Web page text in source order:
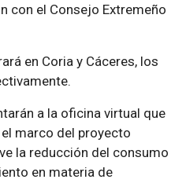
con el Consejo Extremeño
en Coria y Cáceres, los
a la oficina virtual que
marco del proyecto
la reducción del consumo
en materia de